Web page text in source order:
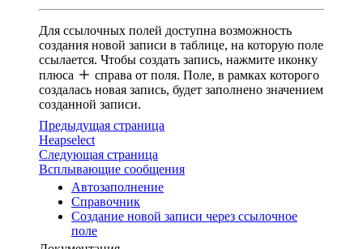
Для ссылочных полей доступна возможность
создания новой записи в таблице, на которую поле
ссылается. Чтобы создать запись, нажмите иконку
плюса
справа от поля. Поле, в рамках которого
создалась новая запись, будет заполнено значением
созданной записи.
Предыдущая страница
Heapselect
Следующая страница
Всплывающие сообщения
Автозаполнение
Справочник
Создание новой записи через ссылочное
поле